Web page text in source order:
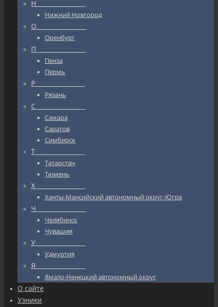
Н_________________
Нижний Новгород
О_________________
Оренбург
П_________________
Пенза
Пермь
Р_________________
Рязань
С_________________
Самара
Саратов
Симбирск
Т_________________
Татарстан
Тюмень
Х_________________
Ханты-Мансийский автономный округ-Югра
Ч_________________
Челябинск
Чувашия
У_________________
Удмуртия
Я_________________
Ямало-Ненецкий автономный округ
О сайте
Узники